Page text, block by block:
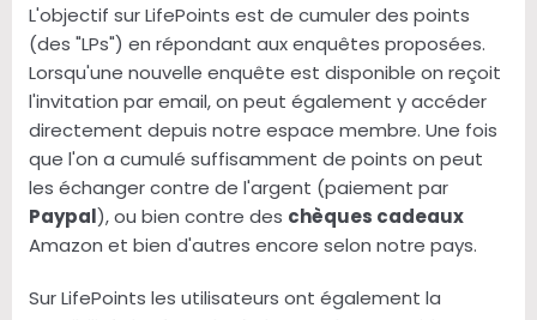
L'objectif sur LifePoints est de cumuler des points
(des "LPs") en répondant aux enquêtes proposées.
Lorsqu'une nouvelle enquête est disponible on reçoit
l'invitation par email, on peut également y accéder
directement depuis notre espace membre. Une fois
que l'on a cumulé suffisamment de points on peut
les échanger contre de l'argent (paiement par
Paypal), ou bien contre des chèques cadeaux
Amazon et bien d'autres encore selon notre pays.
Sur LifePoints les utilisateurs ont également la